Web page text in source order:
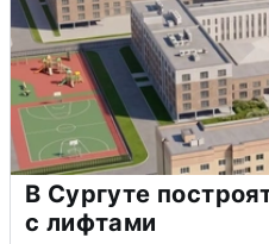
В Сургуте
с лифтами